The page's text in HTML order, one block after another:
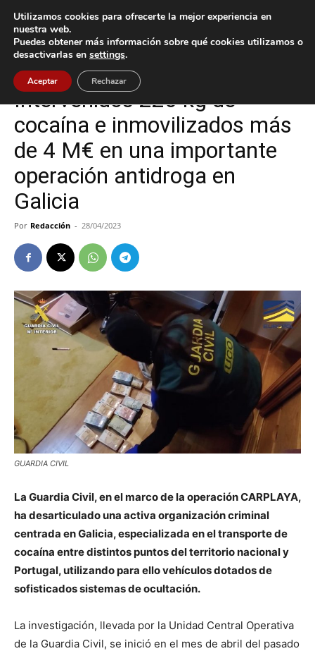
Inicio O Porriño
O Porriño Tui
Intervenidos 220 kg de
cocaína e inmovilizados más
de 4 M€ en una importante
operación antidroga en
Galicia
Por Redacción - 28/04/2023
GUARDIA CIVIL
La Guardia Civil, en el marco de la operación CARPLAYA,
ha desarticulado una activa organización criminal
centrada en Galicia, especializada en el transporte de
cocaína entre distintos puntos del territorio nacional y
Portugal, utilizando para ello vehículos dotados de
sofisticados sistemas de ocultación.
La investigación, llevada por la Unidad Central Operativa
de la Guardia Civil, se inició en el mes de abril del pasado
Utilizamos cookies para ofrecerte la mejor experiencia en
nuestra web.
Puedes obtener más información sobre qué cookies utilizamos o
desactivarlas en settings.
Aceptar Rechazar